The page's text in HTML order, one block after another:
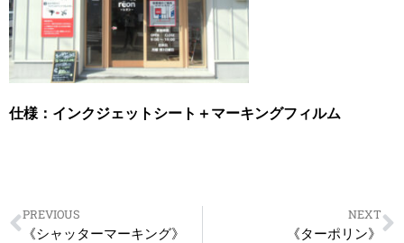
仕様：インクジェットシート＋マーキングフィルム
PREVIOUS
《シャッターマーキング》
NEXT
《ターポリン》